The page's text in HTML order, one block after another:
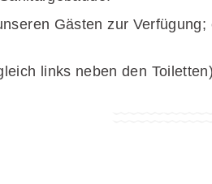
Gästen zur
links neben den